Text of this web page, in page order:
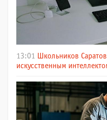
13:01
Школьников
искусственным